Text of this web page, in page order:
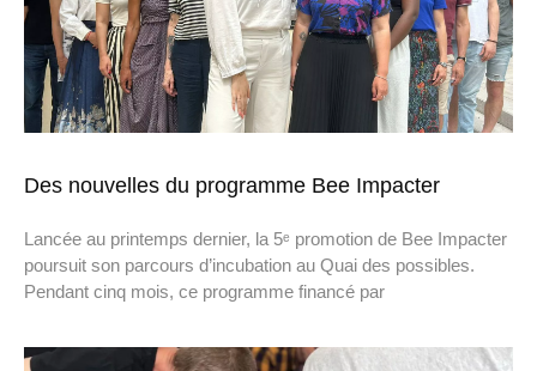
Des nouvelles du programme Bee Impacter
Lancée au printemps dernier, la 5ᵉ promotion de Bee Impacter
poursuit son parcours d’incubation au Quai des possibles.
Pendant cinq mois, ce programme financé par